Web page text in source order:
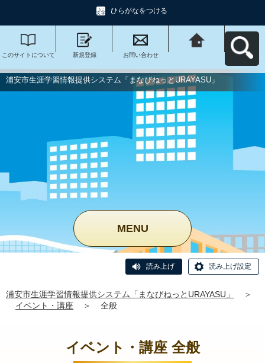
ひらがなをつける
このサイトについて 新規登録 お問い合わせ
びねっと
URAYASU」へ戻る
浦安市生涯学習情報提供システム「まなびねっとURAYASU」
MENU
読み上げ 読み上げ設定
浦安市生涯学習情報提供システム「まなびねっとURAYASU」
＞
イベント・講座
＞ 全般
イベント・講座 全般